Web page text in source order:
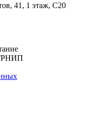
41, 1 этаж, С20